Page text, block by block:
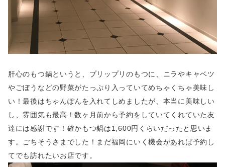
肝心のもつ鍋というと、プリップリのもつに、ニラやキャベツ
やごぼうなどの野菜がたっぷり入っていてめちゃくちゃ美味し
い！最後はちゃんぽんを入れてしめましたが、本当に美味しい
し、雰囲気も最高！数ヶ月前から予約をしていてくれていた友
達には感謝です！確かもつ鍋は1,600円くらいだったと思いま
す。ごちそうさまでした！まだ福岡にいく機会があれば予約し
てでも訪れたいお店です。